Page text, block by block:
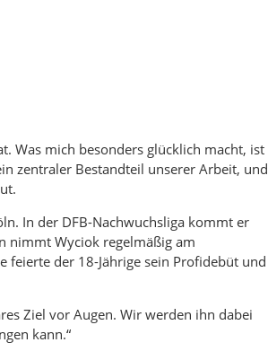
Was mich besonders glücklich macht, ist
zentraler Bestandteil unserer Arbeit, und
In der DFB-Nachwuchsliga kommt er
nimmt Wyciok regelmäßig am
feierte der 18-Jährige sein Profidebüt und
Ziel vor Augen. Wir werden ihn dabei
kann.“